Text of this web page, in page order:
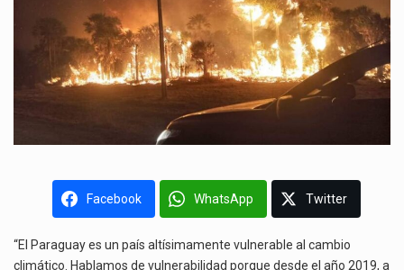
Facebook WhatsApp Twitter
“El Paraguay es un país altísimamente vulnerable al cambio
climático. Hablamos de vulnerabilidad porque desde el año 2019, a